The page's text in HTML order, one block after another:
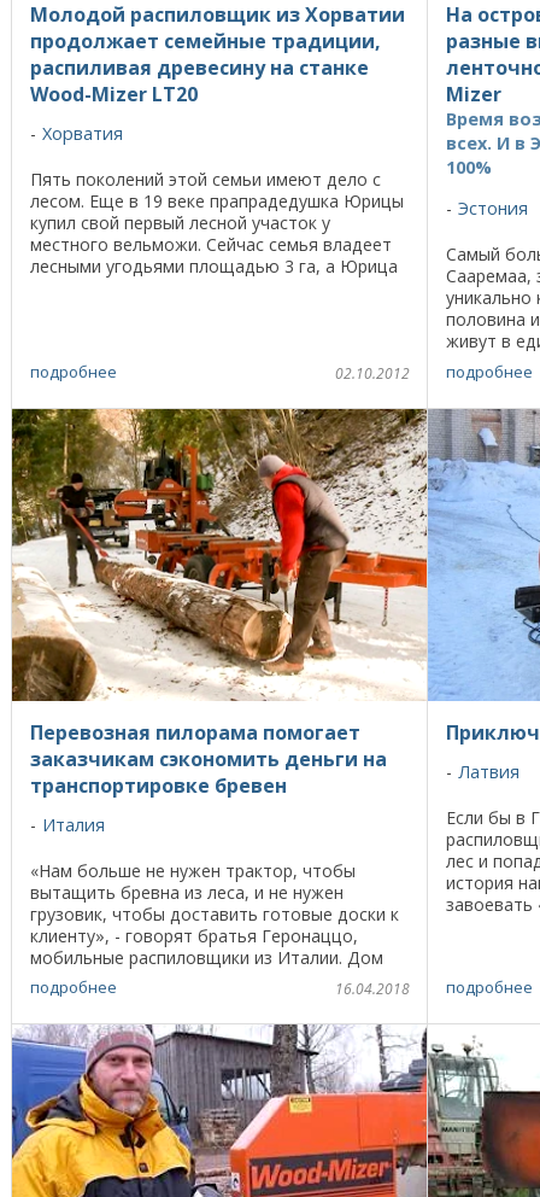
Молодой распиловщик из Хорватии
продолжает семейные традиции,
распиливая древесину на станке
Wood-Mizer LT20
Хорватия
Пять поколений этой семьи имеют дело с
лесом. Еще в 19 веке прапрадедушка Юрицы
купил свой первый лесной участок у
местного вельможи. Сейчас семья владеет
лесными угодьями площадью 3 га, а Юрица
подробнее 02.10.2012
На
разные
Mizer
Время
всех. И в
100%
Эстония
Самый
Сааремаа,
уникально
половина
живут в
вторая
подробнее
Перевозная пилорама помогает
заказчикам сэкономить деньги на
транспортировке бревен
Италия
«Нам больше не нужен трактор, чтобы
вытащить бревна из леса, и не нужен
грузовик, чтобы доставить готовые доски к
клиенту», - говорят братья Геронаццо,
мобильные распиловщики из Италии. Дом
братьев Серхио и Бруно Геронаццо
находится в ...
подробнее 16.04.2018
Латвия
Если бы в
лес и
история
завоевать
подробнее